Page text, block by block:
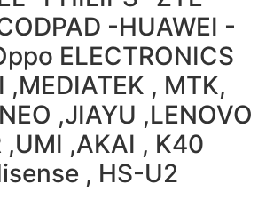
-HUAWEI -
ELECTRONICS
,MEDIATEK , MTK,
,JIAYU ,LENOVO
,UMI ,AKAI , K40
, HS-U2 ,